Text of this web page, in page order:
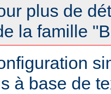
plus de
la famille
à base de